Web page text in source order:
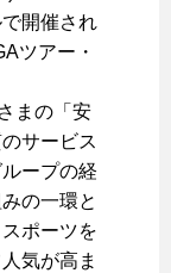
開催され
ツアー・
まの「安
サービス
ープの経
の一環と
ポーツを
気が高ま